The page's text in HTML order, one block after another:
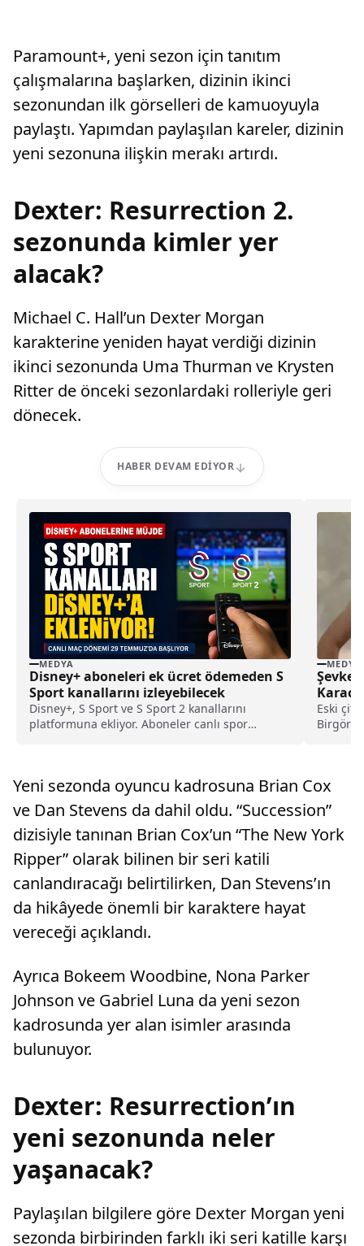
Paramount+, yeni sezon için tanıtım
çalışmalarına başlarken, dizinin ikinci
sezonundan ilk görselleri de kamuoyuyla
paylaştı. Yapımdan paylaşılan kareler, dizinin
yeni sezonuna ilişkin merakı artırdı.
Dexter: Resurrection 2.
sezonunda kimler yer
alacak?
Michael C. Hall’un Dexter Morgan
karakterine yeniden hayat verdiği dizinin
ikinci sezonunda Uma Thurman ve Krysten
Ritter de önceki sezonlardaki rolleriyle geri
dönecek.
HABER DEVAM EDIYOR
MEDYA
Disney+ aboneleri ek ücret ödemeden S
Sport kanallarını izleyebilecek
Disney+, S Sport ve S Sport 2 kanallarını
platformuna ekliyor. Aboneler canlı spor
MEDYA
Şevket
Eski
Yeni sezonda oyuncu kadrosuna Brian Cox
ve Dan Stevens da dahil oldu. “Succession”
dizisiyle tanınan Brian Cox’un “The New York
Ripper” olarak bilinen bir seri katili
canlandıracağı belirtilirken, Dan Stevens’ın
da hikâyede önemli bir karaktere hayat
vereceği açıklandı.
Ayrıca Bokeem Woodbine, Nona Parker
Johnson ve Gabriel Luna da yeni sezon
kadrosunda yer alan isimler arasında
bulunuyor.
Dexter: Resurrection’ın
yeni sezonunda neler
yaşanacak?
Paylaşılan bilgilere göre Dexter Morgan yeni
sezonda birbirinden farklı iki seri katille karşı